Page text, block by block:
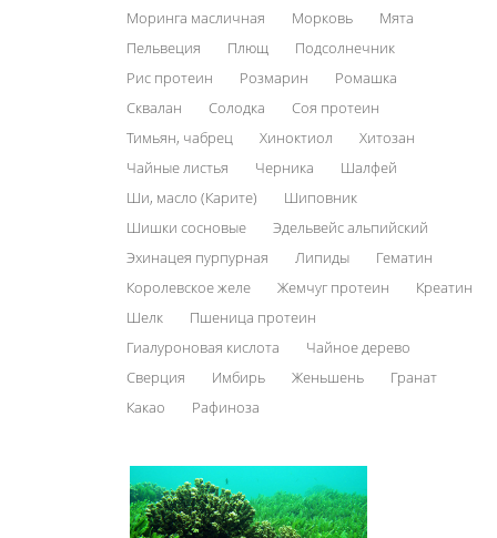
Моринга масличная
Морковь
Мята
Пельвеция
Плющ
Подсолнечник
Рис протеин
Розмарин
Ромашка
Сквалан
Солодка
Соя протеин
Тимьян, чабрец
Хиноктиол
Хитозан
Чайные листья
Черника
Шалфей
Ши, масло (Карите)
Шиповник
Шишки сосновые
Эдельвейс альпийский
Эхинацея пурпурная
Липиды
Гематин
Королевское желе
Жемчуг протеин
Креатин
Шелк
Пшеница протеин
Гиалуроновая кислота
Чайное дерево
Сверция
Имбирь Женьшень
Гранат
Какао
Рафиноза